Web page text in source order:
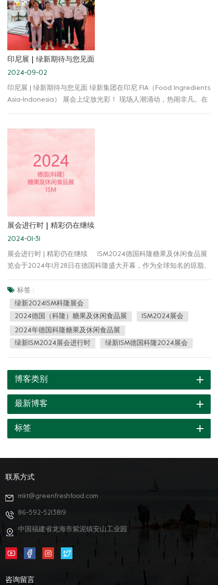
问和需求，欢迎随时与我们沟通交流，绿新团队可为您提供专属的
解决方案，满足您的需求。 我们期待与各位客户在未来拥有更为广
泛的合作机会，和您共同开创美好的未来。
印尼展 | 绿新期待与您见面
2024-09-02
印尼展 | 绿新期待与您见面 绿新集团在印尼 FIA（Food Ingredients
Asia-Indonesia） 展会上绽放光彩！ 现场人潮涌动，热闹非凡。在
和赞誉。 诚挚感谢新老客户的到来与支持，如有任何疑问和需求，
欢迎随时与我们沟通交流，绿新团队可为您提供专业的质构解决方
案。我们期待与各位客户在未来拥有更为广泛的合作机会，和您共
同开创美好的未来。
展会进行时 | 精彩仍在继续
2024-01-31
展会进行时 | 精彩仍在继续 ISM2024德国科隆糖果及休闲食品展
览会于2024年1月28日在德国科隆盛大开幕，作为全球知名的琼脂、
集团携多款好吃、好玩、好看且更具性价比的软糖解决方案与各位
新老朋友见面，集团精英团队热情高昂，以专业的服务迎接每一位
客户，用心倾听每一位客户需求。 展会时间 2024年1月28-31日 展会
地点 德国-科隆国际会展中心 绿新展位 11.1-C071 展况速递 随着广
大消费者对健康功能、减糖、口感与体验感的日趋重视，绿新集团
始终以客户需求为根本，凭借细微深入的市场洞察、专业的研发团
队，结合先进的生产技术，为客户提供更多定制化的解决方案。我
们期待借助ISM这个国际展会平台，为客户持续创造价值，与新老客
户一同挖掘软糖的更多可能性。 更多“新”产品 更多定制化解决方案
绿新集团与您在现场一同解锁 共赴盛宴，不见不散！
标签 :
绿新2024ISM科隆展会
2024德国（科隆）糖果及休闲食品展
ISM2024展会
2024年德国科隆糖果及休闲食品展
绿新ISM2024展会进行时
绿新ISM德国科隆2024展会
博客类别
最新博客
标签
联系方式
mkt@greenfreshfood.com
86-592-5213819
中国福建省龙海市紫泥镇安山工业园
咨询留言